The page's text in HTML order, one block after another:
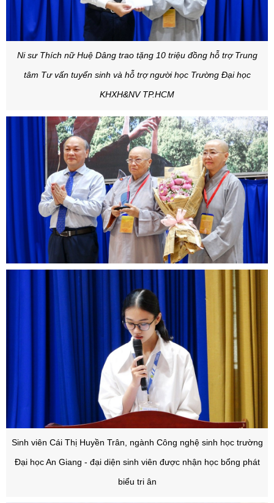
Ni sư Thích nữ Huệ Dâng trao tặng 10 triệu đồng hỗ trợ Trung
tâm Tư vấn tuyển sinh và hỗ trợ người học Trường Đại học
KHXH&NV TP.HCM
Sinh viên Cái Thị Huyền Trân, ngành Công nghệ sinh học trường
Đại học An Giang - đại diện sinh viên được nhận học bổng phát
biểu tri ân